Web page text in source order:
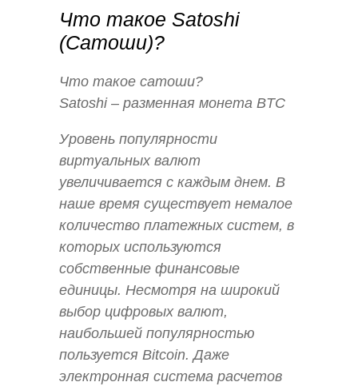
Что такое Satoshi
(Сатоши)?
Что такое сатоши?
Satoshi – разменная монета BTC
Уровень популярности
виртуальных валют
увеличивается с каждым днем. В
наше время существует немалое
количество платежных систем, в
которых используются
собственные финансовые
единицы. Несмотря на широкий
выбор цифровых валют,
наибольшей популярностью
пользуется Bitcoin. Даже
электронная система расчетов